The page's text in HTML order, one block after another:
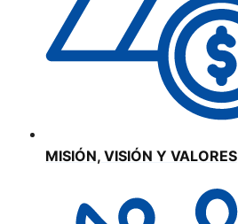
MISIÓN, VISIÓN Y VALORES